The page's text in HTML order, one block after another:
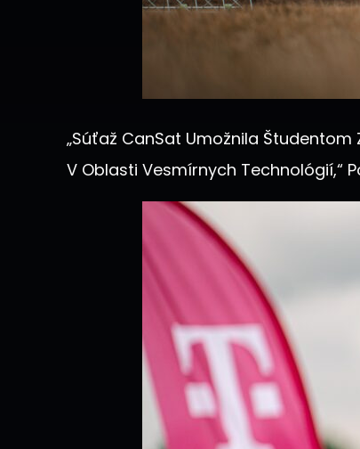
„Súťaž CanSat Umožnila
V Oblasti Vesmírnych Technológií,“